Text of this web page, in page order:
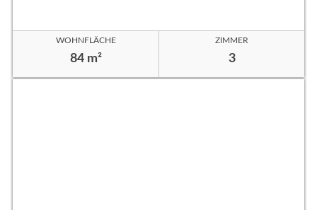
WOHNFLÄCHE
84 m²
ZIMMER
3